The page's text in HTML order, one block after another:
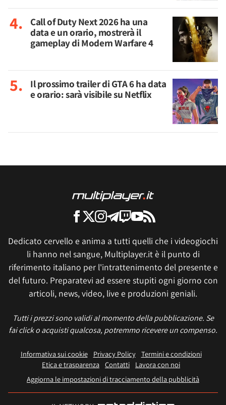
Call of Duty Next 2026 ha una
data e un orario, mostrerà il
gameplay di Modern Warfare 4
Il prossimo trailer di GTA 6 ha data
e orario: sarà visibile su Netflix
Dedicato cervello e anima a tutti quelli che i videogiochi
li hanno nel sangue, Multiplayer.it è il punto di
riferimento italiano per l'intrattenimento del presente e
del futuro. Preparatevi ad essere stupiti ogni giorno con
articoli, news, video, live e produzioni geniali.
Tutti i prezzi sono validi al momento della pubblicazione. Se
fai click o acquisti qualcosa, potremmo ricevere un compenso.
Informativa sui cookie Privacy Policy
Termini e condizioni
Etica e trasparenza Contatti
Lavora con noi
Aggiorna le impostazioni di tracciamento della pubblicità